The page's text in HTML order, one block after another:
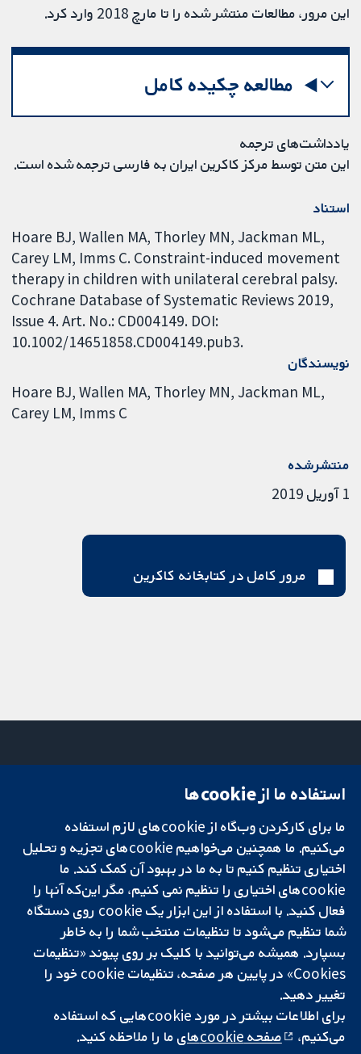
این مرور، مطالعات منتشر شده را تا مارچ 2018 وارد کرد.
مطالعه چکیده کامل
یادداشت‌های ترجمه
این متن توسط مرکز کاکرین ایران به فارسی ترجمه شده است.
استناد
Hoare BJ, Wallen MA, Thorley MN, Jackman ML,
Carey LM, Imms C. Constraint-induced movement
therapy in children with unilateral cerebral palsy.
Cochrane Database of Systematic Reviews 2019,
Issue 4. Art. No.: CD004149. DOI:
10.1002/14651858.CD004149.pub3.
نویسندگان
Hoare BJ Wallen MA Thorley MN Jackman ML
Carey LM Imms C
منتشرشده
1 آوریل 2019
مرور کامل در کتابخانه کاکرین
تحقیقات قابل
اعتماد.
تصمیم‌گیری آگاهانه.
سلامت بهتر.
میدان کاوندیش
لندن
W1G 0AN
بریتانیا
دفتر رسانه‌ای
درباره ما
فرصت‌های
شغلی
Cochrane
Library
شبکه همکاری کاکرین، یک مؤسسه خیریه (شماره 1045921) و یک شرکت با
و ولز است. شماره ثبت مالیات بر ارزش افزوده: GB 718 2127 49.
کپی‌رایت © ۲۰۲۵ همکاری کاکرین
استفاده ما از cookie‌ها
ما برای کارکردن وب‌گاه از cookie‌های لازم استفاده
می‌کنیم. ما همچنین می‌خواهیم cookie‌های تجزیه و تحلیل
اختیاری تنظیم کنیم تا به ما در بهبود آن کمک کند. ما
cookie‌های اختیاری را تنظیم نمی کنیم، مگر این‌که آنها را
فعال کنید. با استفاده از این ابزار یک cookie‌ روی دستگاه
شما تنظیم می‌شود تا تنظیمات منتخب شما را به خاطر
بسپارد. همیشه می‌توانید با کلیک بر روی پیوند «تنظیمات
Cookies» در پایین هر صفحه، تنظیمات cookie‌ خود را
تغییر دهید.
برای اطلاعات بیشتر در مورد cookie‌هایی که استفاده
می‌کنیم،
صفحه cookie‌های ما را ملاحظه کنید.